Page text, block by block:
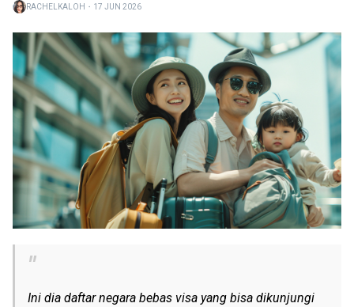
RACHELKALOH ・ 17 JUN 2026
Ini dia daftar negara bebas visa yang bisa dikunjungi